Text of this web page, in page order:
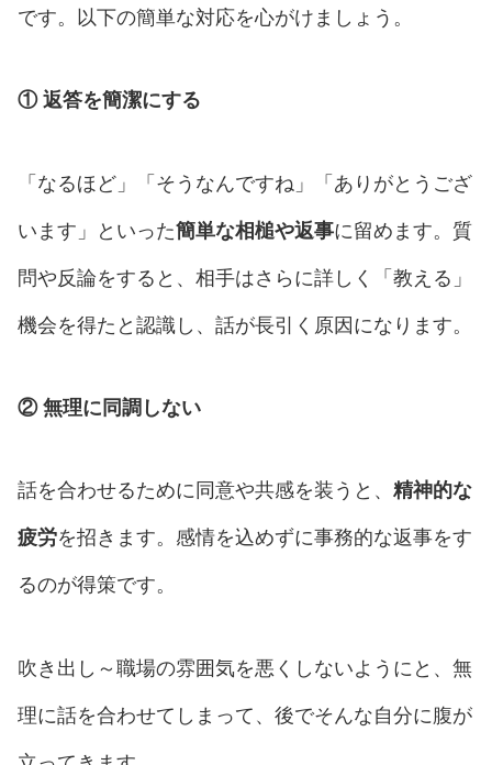
です。以下の簡単な対応を心がけましょう。
① 返答を簡潔にする
「なるほど」「そうなんですね」「ありがとうござ
います」といった簡単な相槌や返事に留めます。質
問や反論をすると、相手はさらに詳しく「教える」
機会を得たと認識し、話が長引く原因になります。
② 無理に同調しない
話を合わせるために同意や共感を装うと、 精神的な
疲労を招きます。感情を込めずに事務的な返事をす
るのが得策です。
吹き出し～職場の雰囲気を悪くしないようにと、無
理に話を合わせてしまって、後でそんな自分に腹が